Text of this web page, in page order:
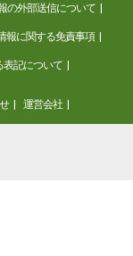
の外部送信について
報に関する免責事項
表記について
運営会社